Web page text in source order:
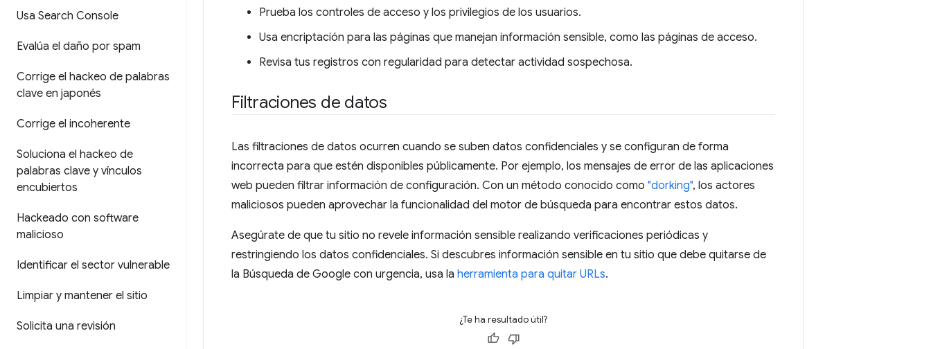
Usa Search Console
Evalúa el daño por spam
Corrige el hackeo de palabras
clave en japonés
Corrige el incoherente
Soluciona el hackeo de
palabras clave y vínculos
encubiertos
Hackeado con software
malicioso
Identificar el sector vulnerable
Limpiar y mantener el sitio
Solicita una revisión
Prueba los controles de acceso y los privilegios de los usuarios.
Usa encriptación para las páginas que manejan información sensible, como las páginas de acceso.
Revisa tus registros con regularidad para detectar actividad sospechosa.
Filtraciones de datos
Las filtraciones de datos ocurren cuando se suben datos confidenciales y se configuran de forma
incorrecta para que estén disponibles públicamente. Por ejemplo, los mensajes de error de las aplicaciones
web pueden filtrar información de configuración. Con un método conocido como "dorking", los actores
maliciosos pueden aprovechar la funcionalidad del motor de búsqueda para encontrar estos datos.
Asegúrate de que tu sitio no revele información sensible realizando verificaciones periódicas y
restringiendo los datos confidenciales. Si descubres información sensible en tu sitio que debe quitarse de
la Búsqueda de Google con urgencia, usa la herramienta para quitar URLs.
¿Te ha resultado útil?